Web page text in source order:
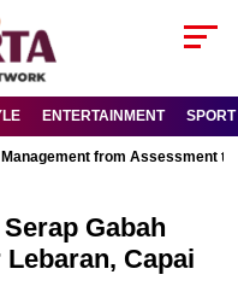
ENTERTAINMENT SPORT
from Assessment
Gabah
Capai